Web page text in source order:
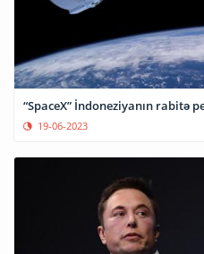
“SpaceX” İndoneziyanın rabitə
19-06-2023